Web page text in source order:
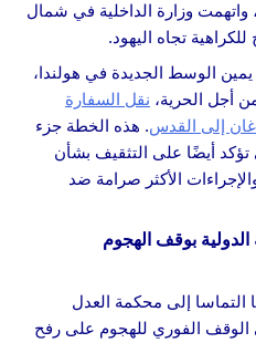
وزارة الداخلية في شمال
للكراهية تجاه اليهود.
الوسط الجديدة في هولندا،
أجل الحرية، نقل السفارة
غان إلى القدس. هذه الخطة جزء
تؤكد أيضًا على التثقيف بشأن
الأكثر صرامة ضد
بوقف الهجوم
التماسا إلى محكمة العدل
الوقف الفوري للهجوم على رفح